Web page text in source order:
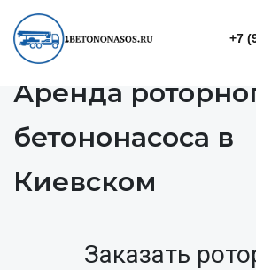
+7
Аренда
бетононасоса в
Киевском
Заказать